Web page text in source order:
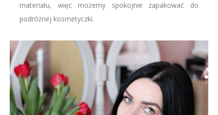
materiału, więc możemy spokojnie zapakować do
podróżnej kosmetyczki.